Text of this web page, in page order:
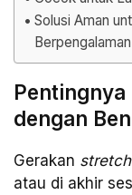
Solusi Aman
Berpengalaman
dengan
Gerakan
atau di akhir